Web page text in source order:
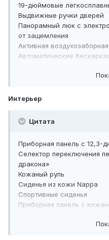
19-дюймовые
Выдвижные ручки дверей
Панорамный люк с
от защемления
Активная
Автоматические
Звукоизоляционное,
Звукоизоляционное,
Затемненные стекла на
Черная тонировка стекла
Интерьер
Цитата
Приборная панель с
Селектор переключения
дракона»
Кожаный руль
Сиденья из кожи Nappa
Спортивные сиденья
Приборная панель с